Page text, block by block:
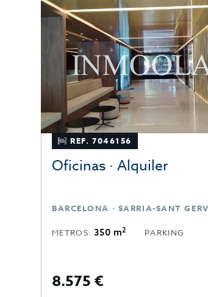
REF. 7046156
Oficinas · Alquiler
METROS:350 m2 PARKING
8.575 €